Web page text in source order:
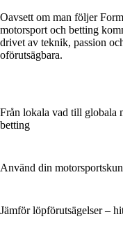
Oavsett om man följer
motorsport och betting
drivet av teknik, passion
oförutsägbara.
Från lokala vad till globala
betting
Använd din
Jämför löpförutsägelser –